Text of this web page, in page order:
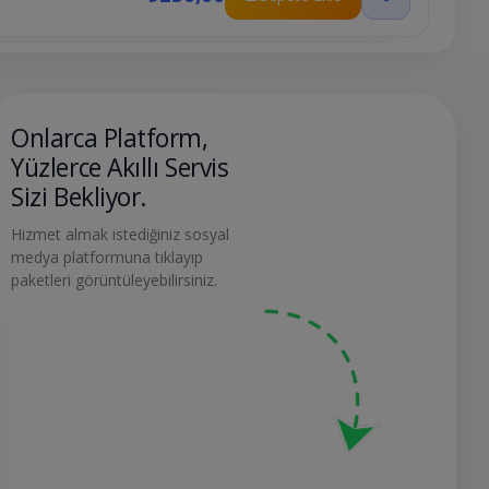
Onlarca Platform,
Yüzlerce Akıllı Servis
Sizi Bekliyor.
Hizmet almak istediğiniz sosyal
medya platformuna tıklayıp
paketleri görüntüleyebilirsiniz.